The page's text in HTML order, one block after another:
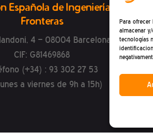
Para ofrecer
almacenar
tecnologías
Española de Ingeniería Sin
Fronteras
4 – 08004 Barcelona
CIF: G81469868
(+34) : 93 302 27 53
a viernes de 9h a 15h)